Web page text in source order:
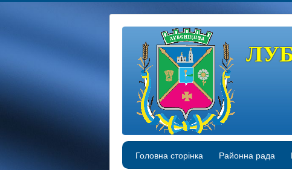
Головна сторінка Районна рада